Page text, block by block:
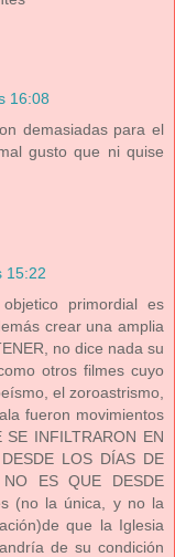
16:08
demasiadas para el
gusto que ni quise
15:22
primordial es
crear una amplia
no dice nada su
otros filmes cuyo
el zoroastrismo,
fueron movimientos
INFILTRARON EN
LOS DÍAS DE
ES QUE DESDE
(no la única, y no la
que la Iglesia
de su condición